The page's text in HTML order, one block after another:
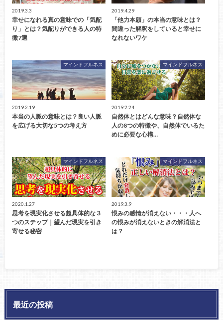
2019.3.3
幸せになれる真の意味での「気配
り」とは？気配りができる人の特
徴7選
2019.4.29
「他力本願」の本当の意味とは？
間違った解釈をしていると幸せに
なれないワケ
マインドフルネス
2019.2.19
本当の人脈の意味とは？良い人脈
を広げる大切な5つの考え方
マインドフルネス
2019.2.24
自然体とはどんな意味？自然体な
人の8つの特徴や、自然体でいるた
めに必要な心構…
マインドフルネス
2020.1.27
思考を現実化させる超具体的な３
つのステップ｜望んだ現実を引き
寄せる秘密
マインドフルネス
2019.3.9
恨みの感情が消えない・・・人へ
の恨みが消えないときの解消法と
は？
最近の投稿